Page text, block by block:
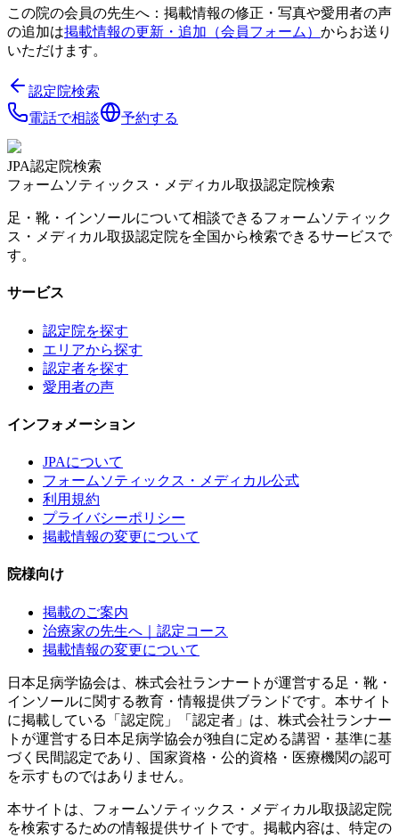
この院の会員の先生へ：掲載情報の修正・写真や愛用者の声
の追加は掲載情報の更新・追加（会員フォーム） からお送り
いただけます。
認定院検索
電話で相談
予約する
JPA認定院検索
フォームソティックス・メディカル取扱認定院検索
足・靴・インソールについて相談できるフォームソティック
ス・メディカル取扱認定院を全国から検索できるサービスで
す。
サービス
認定院を探す
エリアから探す
認定者を探す
愛用者の声
インフォメーション
JPAについて
フォームソティックス・メディカル公式
利用規約
プライバシーポリシー
掲載情報の変更について
院様向け
掲載のご案内
治療家の先生へ｜認定コース
掲載情報の変更について
日本足病学協会は、株式会社ランナートが運営する足・靴・
インソールに関する教育・情報提供ブランドです。本サイト
に掲載している「認定院」「認定者」は、株式会社ランナー
トが運営する日本足病学協会が独自に定める講習・基準に基
づく民間認定であり、国家資格・公的資格・医療機関の認可
を示すものではありません。
本サイトは、フォームソティックス・メディカル取扱認定院
を検索するための情報提供サイトです。掲載内容は、特定の